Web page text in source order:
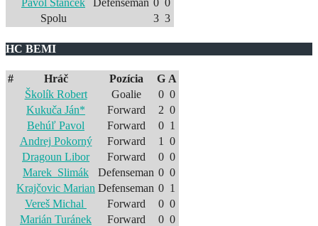
Pavol Stanček
Defenseman 0 0
Spolu
3 3
HC BEMI
# Hráč Pozícia G A
Školík Robert
Goalie 0 0
Kukuča Ján*
Forward 2 0
Behúľ Pavol
Forward 0 1
Andrej Pokorný
Forward 1
0
Dragoun Libor
Forward 0 0
Marek Slimák
Defenseman 0 0
Krajčovic Marian Defenseman 0 1
Vereš Michal
Forward 0 0
Marián Turánek
Forward 0 0